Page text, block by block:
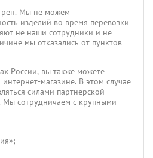
Мы не можем
изделий во время перевозки
не наши сотрудники и не
мы отказались от пунктов
России, вы также можете
магазине. В этом случае
силами партнерской
Мы сотрудничаем с крупными